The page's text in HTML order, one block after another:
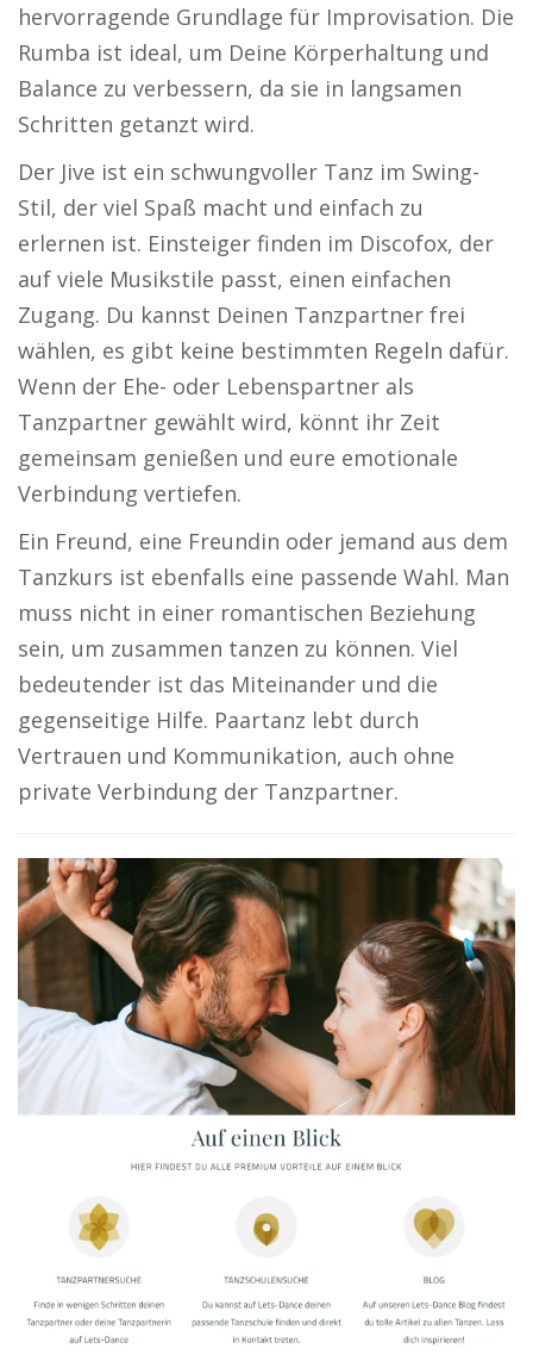
hervorragende Grundlage für Improvisation. Die
Rumba ist ideal, um Deine Körperhaltung und
Balance zu verbessern, da sie in langsamen
Schritten getanzt wird.
Der Jive ist ein schwungvoller Tanz im Swing-
Stil, der viel Spaß macht und einfach zu
erlernen ist. Einsteiger finden im Discofox, der
auf viele Musikstile passt, einen einfachen
Zugang. Du kannst Deinen Tanzpartner frei
wählen, es gibt keine bestimmten Regeln dafür.
Wenn der Ehe- oder Lebenspartner als
Tanzpartner gewählt wird, könnt ihr Zeit
gemeinsam genießen und eure emotionale
Verbindung vertiefen.
Ein Freund, eine Freundin oder jemand aus dem
Tanzkurs ist ebenfalls eine passende Wahl. Man
muss nicht in einer romantischen Beziehung
sein, um zusammen tanzen zu können. Viel
bedeutender ist das Miteinander und die
gegenseitige Hilfe. Paartanz lebt durch
Vertrauen und Kommunikation, auch ohne
private Verbindung der Tanzpartner.